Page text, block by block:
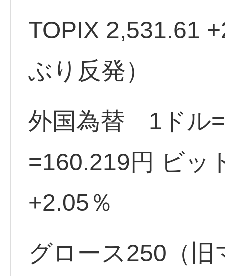
TOPIX 2,531.61
ぶり反発）
外国為替 1ドル
=160.219円 ビ
+2.05％
グロース250（